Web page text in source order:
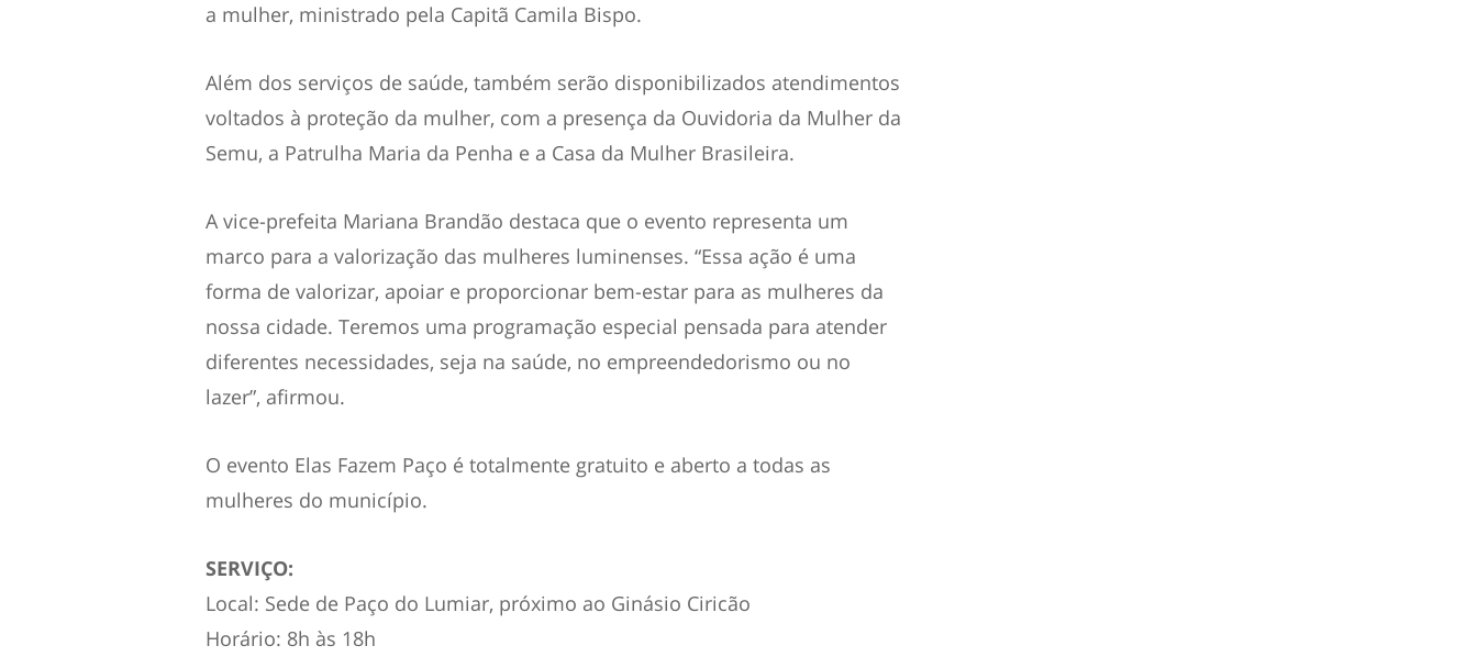
a mulher, ministrado pela Capitã Camila Bispo.
Além dos serviços de saúde, também serão disponibilizados atendimentos
voltados à proteção da mulher, com a presença da Ouvidoria da Mulher da
Semu, a Patrulha Maria da Penha e a Casa da Mulher Brasileira.
A vice-prefeita Mariana Brandão destaca que o evento representa um
marco para a valorização das mulheres luminenses. “Essa ação é uma
forma de valorizar, apoiar e proporcionar bem-estar para as mulheres da
nossa cidade. Teremos uma programação especial pensada para atender
diferentes necessidades, seja na saúde, no empreendedorismo ou no
lazer”, afirmou.
O evento Elas Fazem Paço é totalmente gratuito e aberto a todas as
mulheres do município.
SERVIÇO:
Local: Sede de Paço do Lumiar, próximo ao Ginásio Ciricão
Horário: 8h às 18h